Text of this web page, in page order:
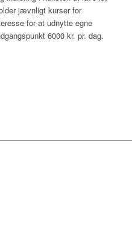
jævnligt kurser for
for at udnytte egne
6000 kr. pr. dag.